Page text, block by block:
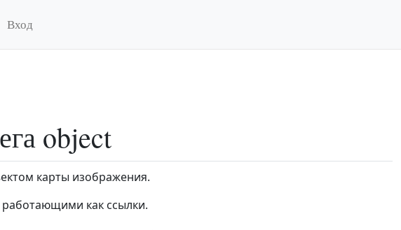
Вход
object
карты изображения.
как ссылки.